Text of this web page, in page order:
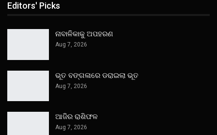
Editors' Picks
ନାବାଳିକାକୁ ଅପହରଣ
Aug 7, 2026
ଭୂତ ବଙ୍ଗଳାରେ ଡରାଇଲା ଭୂତ
Aug 7, 2026
ଆଜିର ରାଶିଫଳ
Aug 7, 2026